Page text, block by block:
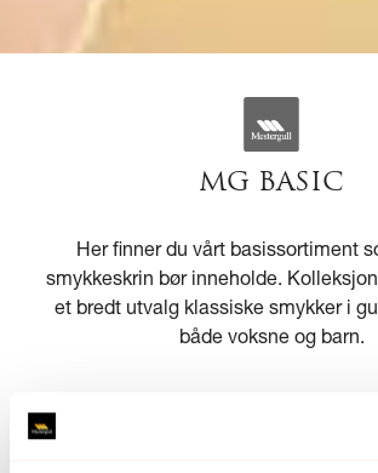
MG BASIC
Her finner du vårt basissortiment
smykkeskrin bør inneholde.
et bredt utvalg klassiske smykker i
både voksne og barn.